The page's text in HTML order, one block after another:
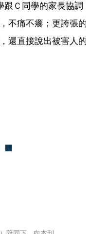
跟Ｃ同學的家長協調
不痛不癢；更誇張的
還直接說出被害人的